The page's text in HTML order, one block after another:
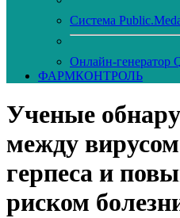
Система
Онлайн-генератор
ФАРМКОНТРОЛЬ
Ученые
между
герпеса и
риском